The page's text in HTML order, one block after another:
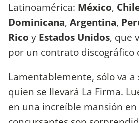
Latinoamérica: México,
Dominicana, Argentina,
Rico y Estados Unidos, que
por un contrato discográfico
Lamentablemente, sólo va
quien se llevará La Firma.
en una increíble mansión